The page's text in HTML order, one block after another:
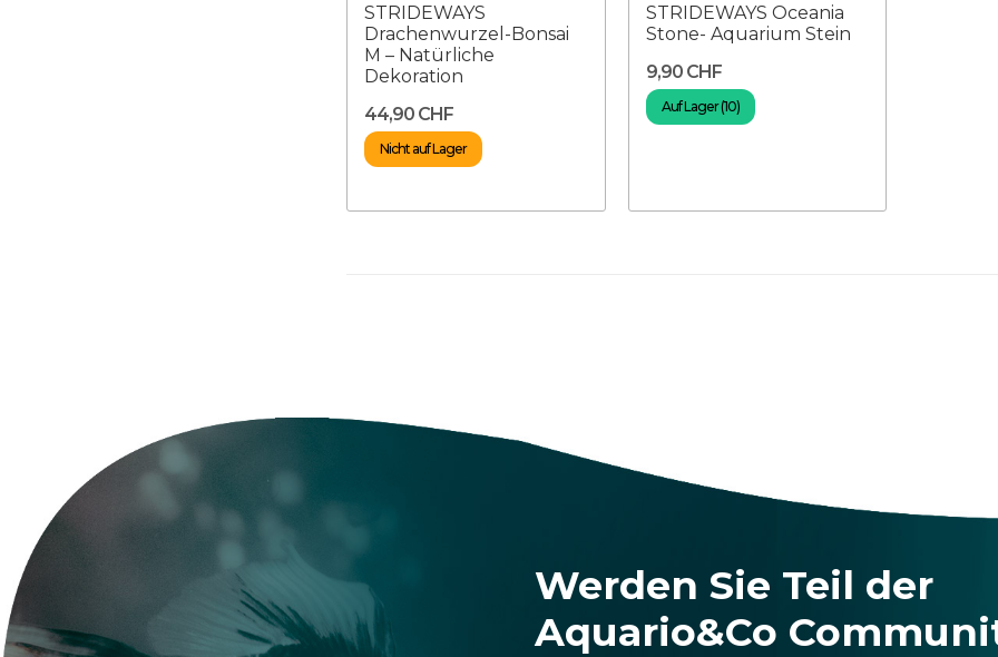
STRIDEWAYS
Drachenwurzel-Bonsai
M – Natürliche
Dekoration
44,90 CHF
Nicht auf Lager
STRIDEWAYS Oceania
Stone- Aquarium Stein
9,90 CHF
Auf Lager (10)
Werden Sie Teil der
Aquario&Co